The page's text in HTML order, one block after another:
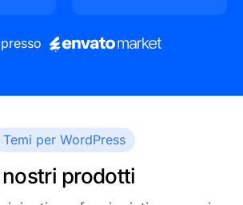
Temi per WordPress
nostri prodotti